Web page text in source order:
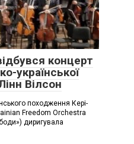
концерт
української
Вілсон
походження Кері-
Freedom Orchestra
диригувала